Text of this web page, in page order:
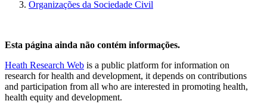
Organizações da Sociedade Civil
Esta página ainda não contém informações.
Heath Research Web is a public platform for information on
research for health and development, it depends on contributions
and participation from all who are interested in promoting health,
health equity and development.